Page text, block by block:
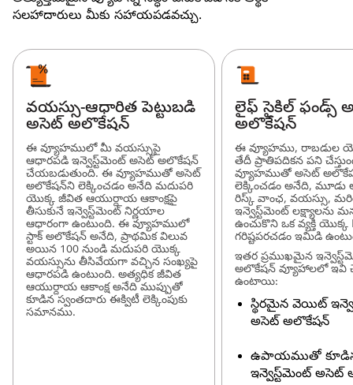
సలహాదారులు మీకు సహాయపడవచ్చు.
వయస్సు-ఆధారిత పెట్టుబడి
అసెట్ అలొకేషన్
ఈ వ్యూహములో మీ వయస్సుపై
ఆధారపడి ఇన్వెస్ట్‌మెంట్ అసెట్ అలొకేషన్
చేయబడుతుంది. ఈ వ్యూహముతో అసెట్
అలొకేషన్‌ని లెక్కించడం అనేది మదుపరి
యొక్క జీవిత ఆయుర్దాయ ఆకాంక్షపై
తీసుకునే ఇన్వెస్ట్‌మెంట్ నిర్ణయాల
ఆధారంగా ఉంటుంది. ఈ వ్యూహములో
స్టాక్ అలొకేషన్‌ అనేది, ప్రాథమిక విలువ
అయిన 100 నుండి మదుపరి యొక్క
వయస్సును తీసివేయగా వచ్చిన సంఖ్యపై
ఆధారపడి ఉంటుంది. అత్యధిక జీవిత
ఆయుర్దాయ ఆకాంక్ష అనేది ముప్పుతో
కూడిన స్వంతదారు ఈక్విటీ లెక్కింపుకు
సమానము.
లైఫ్ సైకిల్ ఫండ్స్
అలొకేషన్
ఈ వ్యూహము, రాబడుల
తేదీ ప్రాతిపదికన పని
వ్యూహముతో అసెట్
లెక్కించడం అనేది, మూడు
రిస్క్ వాంఛ, వయస్సు,
ఇన్వెస్ట్‌మెంట్ లక్ష్యాలను
ఉంచుకొని ఒక వ్యక్తి యొక్క
గరిష్టపరచడం ఇమిడి
ఇతర ప్రముఖమైన
అలొకేషన్ వ్యూహాలలో ఇవి
ఉంటాయి:
స్థిరమైన వెయిట్
అసెట్ అలొకేషన్
ఉపాయముతో
ఇన్వెస్ట్‌మెంట్ అసెట్